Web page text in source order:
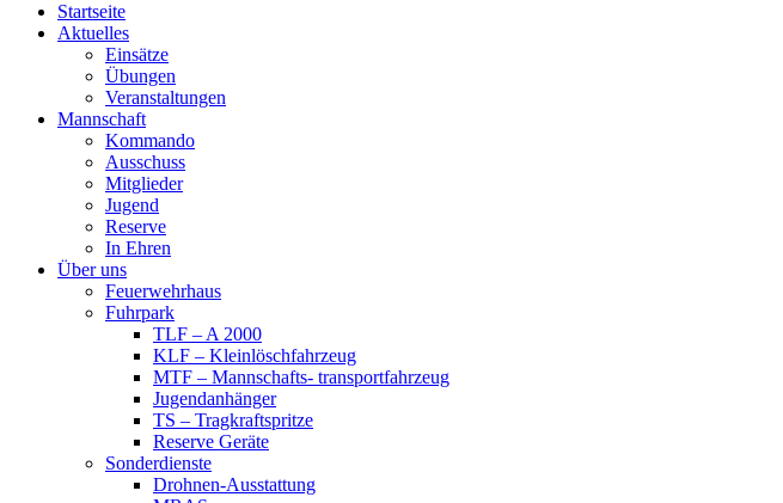
Startseite
Aktuelles
Einsätze
Übungen
Veranstaltungen
Mannschaft
Kommando
Ausschuss
Mitglieder
Jugend
Reserve
In Ehren
Über uns
Feuerwehrhaus
Fuhrpark
TLF – A 2000
KLF – Kleinlöschfahrzeug
MTF – Mannschafts- transportfahrzeug
Jugendanhänger
TS – Tragkraftspritze
Reserve Geräte
Sonderdienste
Drohnen-Ausstattung